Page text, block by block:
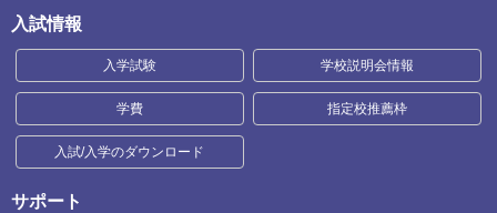
入試情報
入学試験 学校説明会情報
学費 指定校推薦枠
入試/入学のダウンロード
サポート